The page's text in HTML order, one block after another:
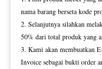
nama barang berseta kode
Selanjutnya silahkan
50% dari total produk yang
Kami akan membuatkan
Invoice sebagai bukti order